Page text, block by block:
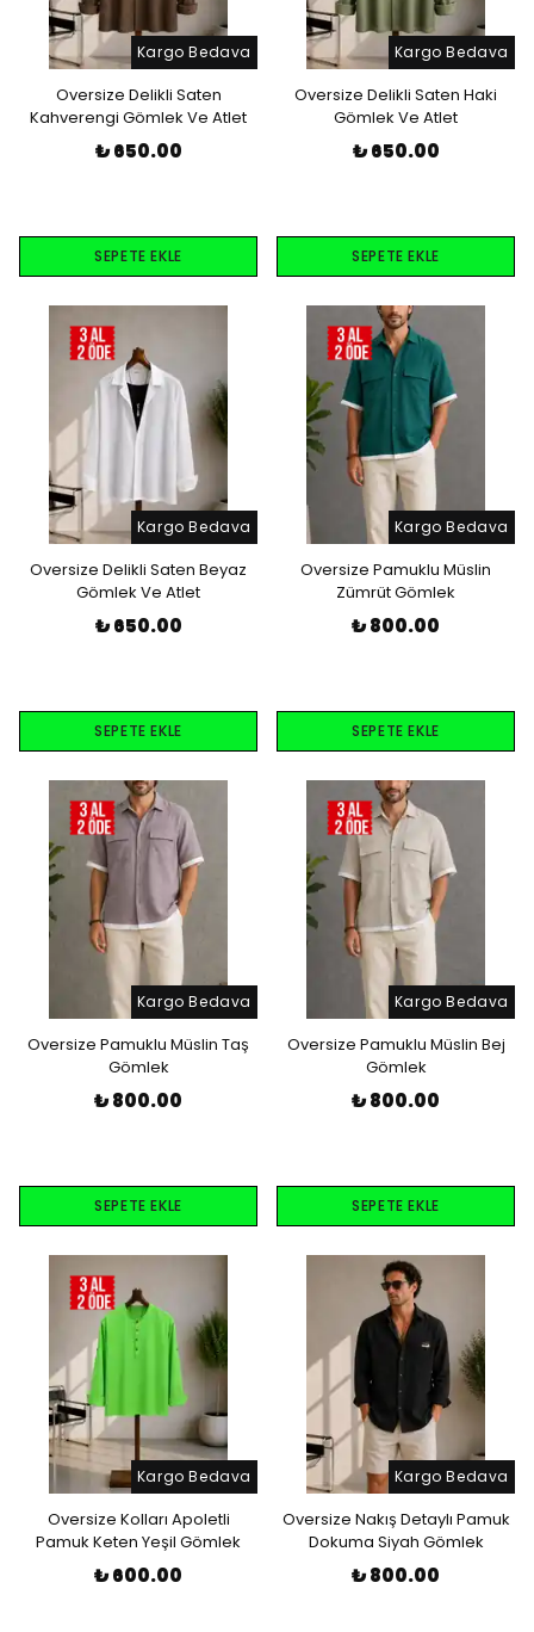
Kargo Bedava
Oversize Delikli Saten
Kahverengi Gömlek Ve Atlet
₺ 650.00
SEPETE EKLE
Kargo Bedava
Oversize Delikli Saten Haki
Gömlek Ve Atlet
₺ 650.00
SEPETE EKLE
Kargo Bedava
Oversize Delikli Saten Beyaz
Gömlek Ve Atlet
₺ 650.00
SEPETE EKLE
Kargo Bedava
Oversize Pamuklu Müslin
Zümrüt Gömlek
₺ 800.00
SEPETE EKLE
Kargo Bedava
Oversize Pamuklu Müslin Taş
Gömlek
₺ 800.00
SEPETE EKLE
Kargo Bedava
Oversize Pamuklu Müslin Bej
Gömlek
₺ 800.00
SEPETE EKLE
Kargo Bedava
Oversize Kolları Apoletli
Pamuk Keten Yeşil Gömlek
₺ 600.00
Kargo Bedava
Oversize Nakış Detaylı Pamuk
Dokuma Siyah Gömlek
₺ 800.00